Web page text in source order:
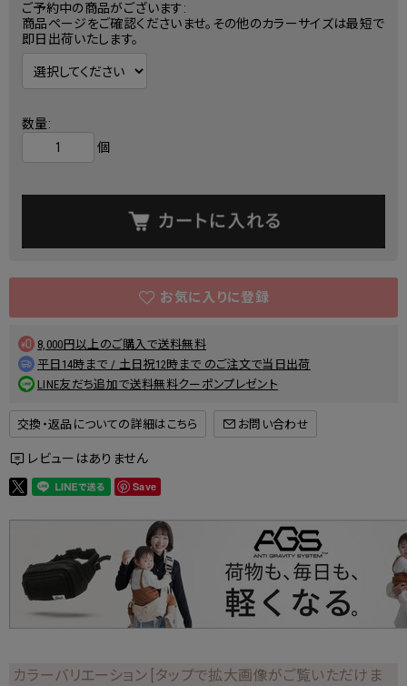
ご予約中の商品がございます:
商品ページをご確認くださいませ。その他のカラーサイズは最短で
即日出荷いたします。
数量:
個
8,000円以上のご購入で送料無料
平日14時まで / 土日祝12時まで のご注文で当日出荷
LINE友だち追加で送料無料クーポンプレゼント
交換・返品についての詳細はこちら
レビューはありません
Save
カラーバリエーション [タップで拡大画像がご覧いただけま